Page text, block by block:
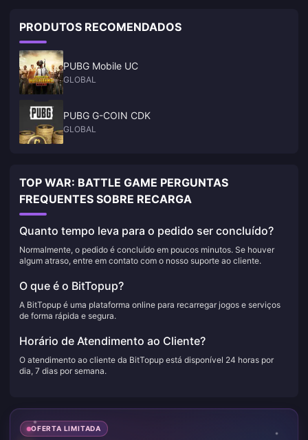
PRODUTOS RECOMENDADOS
PUBG Mobile UC
GLOBAL
PUBG G-COIN CDK
GLOBAL
TOP WAR: BATTLE GAME PERGUNTAS
FREQUENTES SOBRE RECARGA
Quanto tempo leva para o pedido ser concluído?
Normalmente, o pedido é concluído em poucos minutos. Se houver
algum atraso, entre em contato com o nosso suporte ao cliente.
O que é o BitTopup?
A BitTopup é uma plataforma online para recarregar jogos e serviços
de forma rápida e segura.
Horário de Atendimento ao Cliente?
O atendimento ao cliente da BitTopup está disponível 24 horas por
dia, 7 dias por semana.
OFERTA LIMITADA